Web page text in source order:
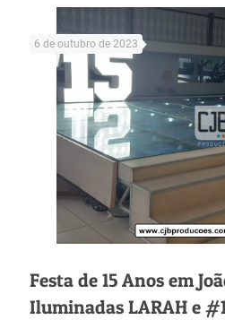
6 de outubro de 2023
Festa de 15 Anos em
Iluminadas LARAH e